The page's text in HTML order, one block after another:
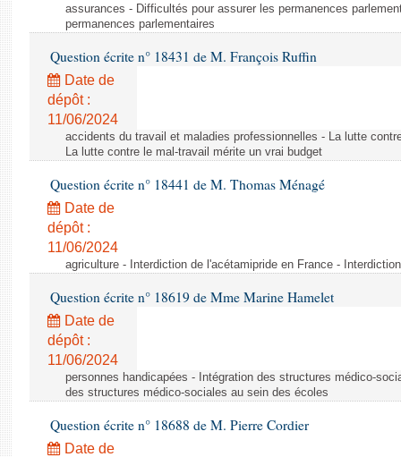
assurances - Difficultés pour assurer les permanences
permanences parlementaires
Question écrite n° 18431 de M. François Ruffin
Date de
dépôt :
11/06/2024
accidents du travail et maladies professionnelles - La lutte
La lutte contre le mal-travail mérite un vrai budget
Question écrite n° 18441 de M. Thomas Ménagé
Date de
dépôt :
11/06/2024
agriculture - Interdiction de l'acétamipride en France -
Question écrite n° 18619 de Mme Marine Hamelet
Date de
dépôt :
11/06/2024
personnes handicapées - Intégration des structures médico-
des structures médico-sociales au sein des écoles
Question écrite n° 18688 de M. Pierre Cordier
Date de